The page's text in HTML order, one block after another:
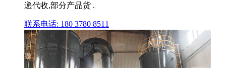
递代收,部分产品货 .
联系电话: 180 3780 8511